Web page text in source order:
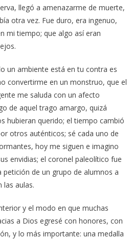
llegó a amenazarme de muerte,
otra vez. Fue duro, era ingenuo,
mi tiempo; que algo así eran
un ambiente está en tu contra es
convertirme en un monstruo, que el
me saluda con un afecto
de aquel trago amargo, quizá
hubieran querido; el tiempo cambió
otros auténticos; sé cada uno de
hoy me siguen e imagino
envidias; el coronel paleolítico fue
petición de un grupo de alumnos a
las aulas.
y el modo en que muchas
a Dios egresé con honores, con
y lo más importante: una medalla